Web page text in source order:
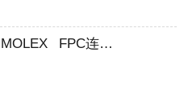
MOLEX FPC连接器